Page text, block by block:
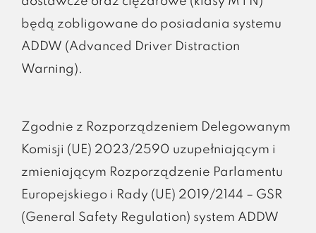
będą zobligowane do posiadania systemu
ADDW (Advanced Driver Distraction
Warning).
Zgodnie z Rozporządzeniem Delegowanym
Komisji (UE) 2023/2590 uzupełniającym i
zmieniającym Rozporządzenie Parlamentu
Europejskiego i Rady (UE) 2019/2144 – GSR
(General Safety Regulation) system ADDW